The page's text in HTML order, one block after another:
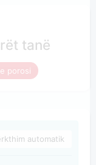
tanë
porosi
automatik